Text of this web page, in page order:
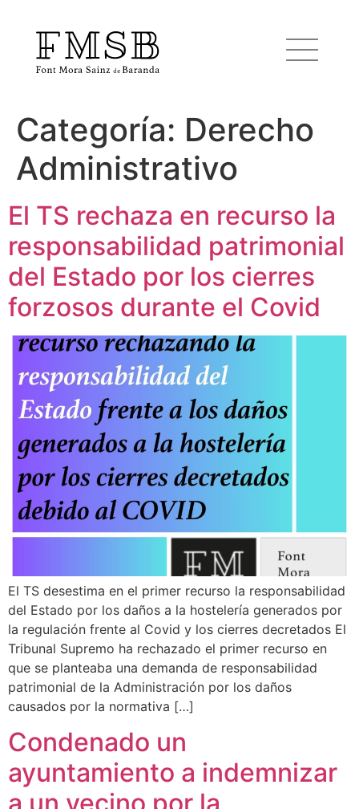
Inicio
Font Mora Sainz de Baranda
Equipo
Servicios
Noticias
¿En qué podemos ayudarte?
Categoría: Derecho
Administrativo
El TS rechaza en recurso la
responsabilidad patrimonial
del Estado por los cierres
forzosos durante el Covid
El TS desestima en el primer recurso la responsabilidad
del Estado por los daños a la hostelería generados por
la regulación frente al Covid y los cierres decretados El
Tribunal Supremo ha rechazado el primer recurso en
que se planteaba una demanda de responsabilidad
patrimonial de la Administración por los daños
causados por la normativa […]
Condenado un
ayuntamiento a indemnizar